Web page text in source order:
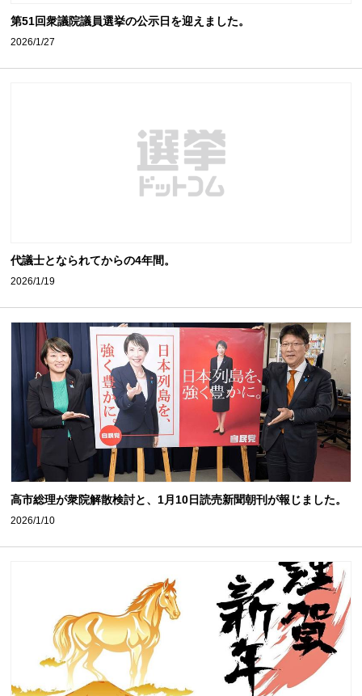
第51回衆議院議員選挙の公示日を迎えました。
2026/1/27
代議士となられてからの4年間。
2026/1/19
高市総理が衆院解散検討と、1月10日読売新聞朝刊が報じました。
2026/1/10